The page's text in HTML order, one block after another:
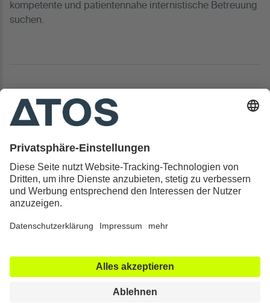
kompetente und patientennahe internistische Betreuung
suchen.
Kontakt & Rechtliches
Alle ATOS Kliniken